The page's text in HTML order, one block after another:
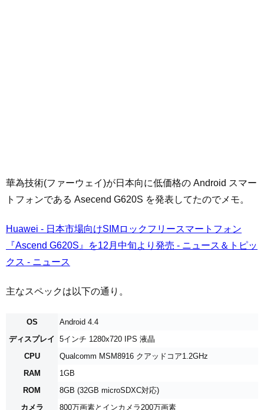
華為技術(ファーウェイ)が日本向に低価格の Android スマー
トフォンである Asecend G620S を発表してたのでメモ。
Huawei - 日本市場向けSIMロックフリースマートフォン
『Ascend G620S』を12月中旬より発売 - ニュース＆トピッ
クス - ニュース
主なスペックは以下の通り。
OS
Android 4.4
ディスプレイ 5インチ 1280x720 IPS 液晶
CPU
Qualcomm MSM8916 クアッドコア1.2GHz
RAM
1GB
ROM
8GB (32GB microSDXC対応)
カメラ
800万画素とインカメラ200万画素